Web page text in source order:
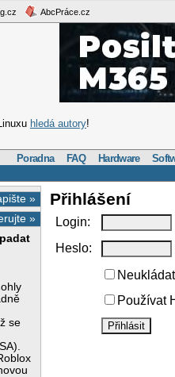
AbcPráce.cz
hledá autory!
Poradna FAQ Hardware
»
»
se
Přihlášení
Login:
Heslo:
Používat